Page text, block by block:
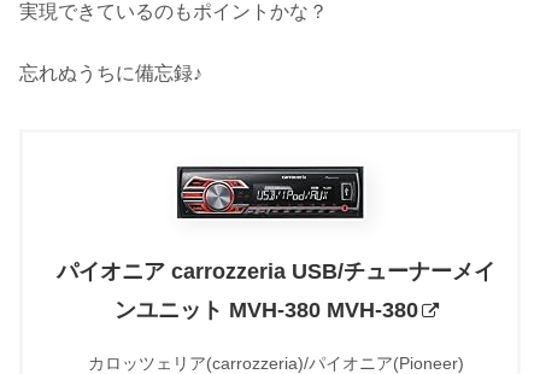
実現できているのもポイントかな？
忘れぬうちに備忘録♪
パイオニア carrozzeria USB/チューナーメイ
ンユニット MVH-380 MVH-380
カロッツェリア(carrozzeria)/パイオニア(Pioneer)